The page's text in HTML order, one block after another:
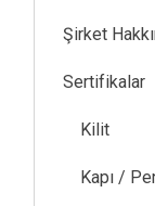
Şirket
Sertifikalar
Kilit
Kapı /